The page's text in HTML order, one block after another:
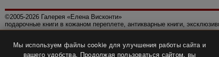
©2005-2026 Галерея «Елена Висконти»
подарочные книги в кожаном переплете, антикварные книги,
Политика конфиденциальности
Мы используем файлы cookie для улучшения работы сайта и
вашего удобства. Продолжая пользоваться сайтом, вы